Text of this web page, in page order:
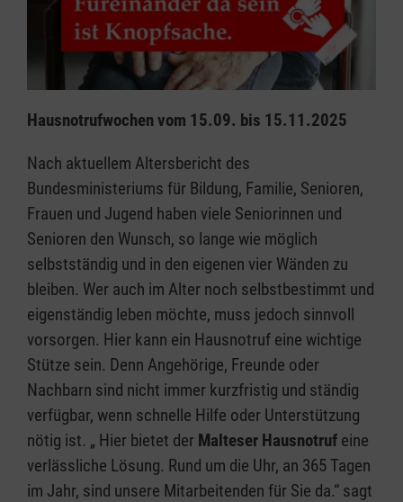
Hausnotrufwochen vom 15.09. bis 15.11.2025
Nach aktuellem Altersbericht des
Bundesministeriums für Bildung, Familie, Senioren,
Frauen und Jugend haben viele Seniorinnen und
Senioren den Wunsch, so lange wie möglich
selbstständig und in den eigenen vier Wänden zu
bleiben. Wer auch im Alter noch selbstbestimmt und
eigenständig leben möchte, muss jedoch sinnvoll
vorsorgen. Hier kann ein Hausnotruf eine wichtige
Stütze sein. Denn Angehörige, Freunde oder
Nachbarn sind nicht immer kurzfristig und ständig
verfügbar, wenn schnelle Hilfe oder Unterstützung
nötig ist. „ Hier bietet der Malteser Hausnotruf eine
verlässliche Lösung. Rund um die Uhr, an 365 Tagen
im Jahr, sind unsere Mitarbeitenden für Sie da.“ sagt